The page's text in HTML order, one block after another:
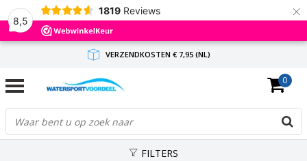
8,5
1819 Reviews ×
VERZENDKOSTEN € 7,95 (NL)
GRATIS VERZENDING(NL) VANAF € 65,-
BINNEN 1-3 WERKDAGEN ANTWOORD
0
FILTERS